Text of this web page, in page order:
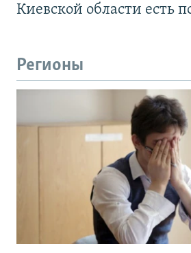
Киевской области есть
Регионы